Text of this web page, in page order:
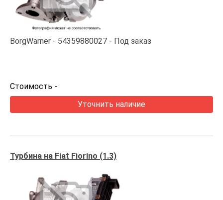
BorgWarner 54359880027 Под заказ
Стоимость -
Уточнить наличие
Турбина на Fiat Fiorino (1.3)